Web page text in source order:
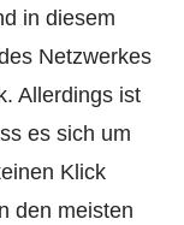
in diesem
Netzwerkes
Allerdings ist
es sich um
Klick
den meisten